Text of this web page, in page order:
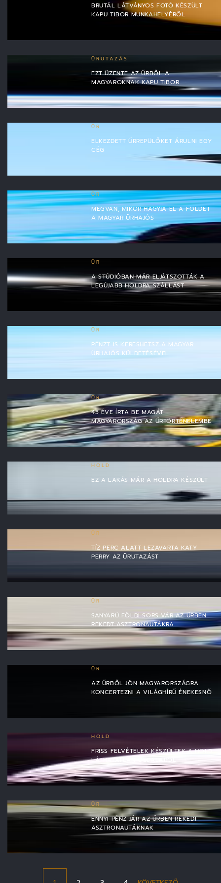
BRUTÁL LÁTVÁNYOS FOTÓ KÉSZÜLT
KAPU TIBOR MUNKAHELYÉRŐL
ŰRUTAZÁS
EZT ÜZENTE AZ ŰRBŐL A
MAGYAROKNAK KAPU TIBOR
ŰR
ELKEZDETT ŰRREPÜLŐKET ÁRULNI EGY
CÉG
ŰR
MEGVAN, MIKOR HAGYJA EL A FÖLDET
A MAGYAR ŰRHAJÓS
ŰR
A STÚDIÓBAN MÁR ELJÁTSZOTTÁK A
LEGÚJABB HOLDRA SZÁLLÁST
ŰR
PÉNZT IS KERESHETSZ A MAGYAR
ŰRHAJÓS KÜLDETÉSÉVEL
ŰR
45 ÉVE ÍRTA BE MAGÁT
MAGYARORSZÁG AZ ŰRTÖRTÉNELEMBE
HOLD
EZ A LAKÁS MÁR A HOLDRA KÉSZÜLT
ŰR
TÍZ PERC ALATT LEZAVARTA KATY
PERRY AZ ŰRUTAZÁST
ŰR
SANYARÚ FÖLDI SORS VÁR AZ ŰRBEN
REKEDT ASZTRONAUTÁKRA
ŰR
AZ ŰRBŐL JÖN MAGYARORSZÁGRA
KONCERTEZNI A VILÁGHÍRŰ ÉNEKESNŐ
HOLD
FRISS FELVÉTELEK KÉSZÜLTEK A HOLD
LÁTHATATLAN OLDALÁRÓL
ŰR
ENNYI PÉNZ JÁR AZ ŰRBEN REKEDT
ASZTRONAUTÁKNAK